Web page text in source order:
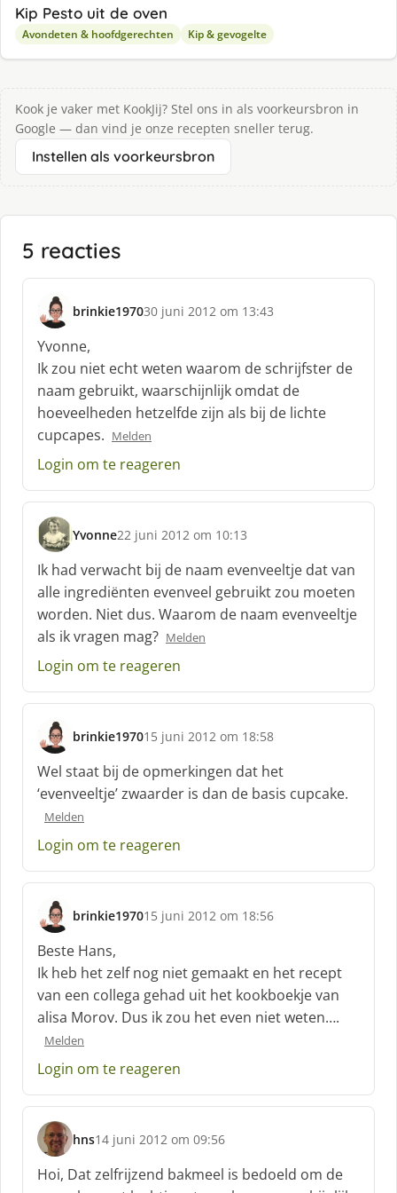
Kip Pesto uit de oven
Avondeten & hoofdgerechten Kip & gevogelte
Kook je vaker met KookJij? Stel ons in als voorkeursbron in
Google — dan vind je onze recepten sneller terug.
Instellen als voorkeursbron
5 reacties
brinkie1970
s
c
h
r
e
e
f
30 juni 2012 om 13:43
Yvonne,
Ik zou niet echt weten waarom de schrijfster de
naam gebruikt, waarschijnlijk omdat de
hoeveelheden hetzelfde zijn als bij de lichte
cupcapes. Melden
Login om te reageren
Yvonne
s
c
h
r
e
e
:
22 juni 2012 om 10:13
Ik had verwacht bij de naam evenveeltje dat van
alle ingrediënten evenveel gebruikt zou moeten
worden. Niet dus. Waarom de naam evenveeltje
als ik vragen mag? Melden
Login om te reageren
brinkie1970
s
c
h
r
e
:
15 juni 2012 om 18:58
Wel staat bij de opmerkingen dat het
‘evenveeltje’ zwaarder is dan de basis cupcake.
Melden
Login om te reageren
brinkie1970
s
c
h
r
e
e
15 juni 2012 om 18:56
Beste Hans,
Ik heb het zelf nog niet gemaakt en het recept
van een collega gehad uit het kookboekje van
alisa Morov. Dus ik zou het even niet weten….
Melden
Login om te reageren
hns
s
c
h
14 juni 2012 om 09:56
Hoi, Dat zelfrijzend bakmeel is bedoeld om de